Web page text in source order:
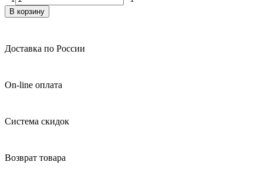
В корзину
Доставка по России
On-line оплата
Система скидок
Возврат товара